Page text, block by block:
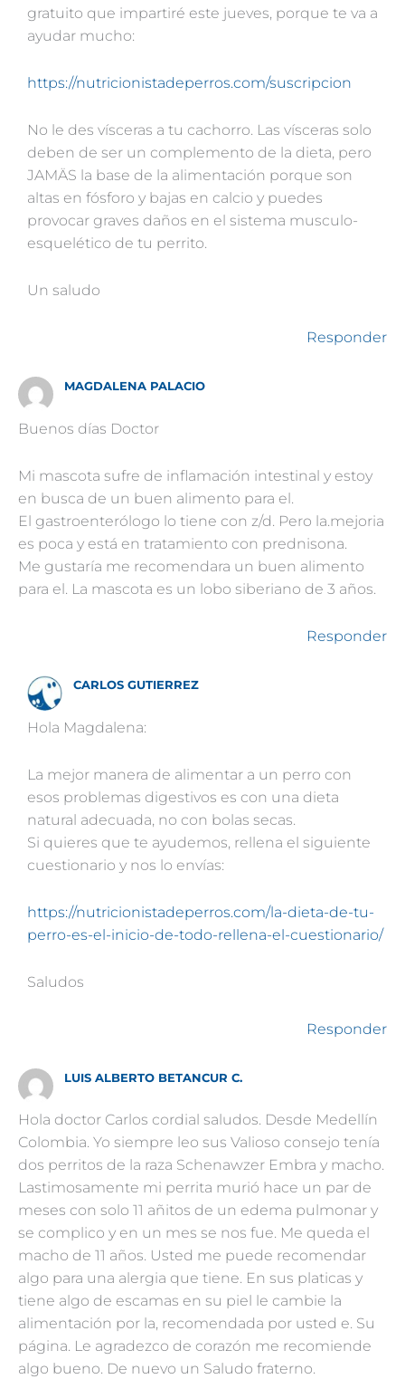
gratuito que impartiré este jueves, porque te va a
ayudar mucho:
https://nutricionistadeperros.com/suscripcion
No le des vísceras a tu cachorro. Las vísceras solo
deben de ser un complemento de la dieta, pero
JAMÄS la base de la alimentación porque son
altas en fósforo y bajas en calcio y puedes
provocar graves daños en el sistema musculo-
esquelético de tu perrito.
Un saludo
Responder
MAGDALENA PALACIO
Buenos días Doctor
Mi mascota sufre de inflamación intestinal y estoy
en busca de un buen alimento para el.
El gastroenterólogo lo tiene con z/d. Pero la.mejoria
es poca y está en tratamiento con prednisona.
Me gustaría me recomendara un buen alimento
para el. La mascota es un lobo siberiano de 3 años.
Responder
CARLOS GUTIERREZ
Hola Magdalena:
La mejor manera de alimentar a un perro con
esos problemas digestivos es con una dieta
natural adecuada, no con bolas secas.
Si quieres que te ayudemos, rellena el siguiente
cuestionario y nos lo envías:
https://nutricionistadeperros.com/la-dieta-de-tu-
perro-es-el-inicio-de-todo-rellena-el-cuestionario/
Saludos
Responder
LUIS ALBERTO BETANCUR C.
Hola doctor Carlos cordial saludos. Desde Medellín
Colombia. Yo siempre leo sus Valioso consejo tenía
dos perritos de la raza Schenawzer Embra y macho.
Lastimosamente mi perrita murió hace un par de
meses con solo 11 añitos de un edema pulmonar y
se complico y en un mes se nos fue. Me queda el
macho de 11 años. Usted me puede recomendar
algo para una alergia que tiene. En sus platicas y
tiene algo de escamas en su piel le cambie la
alimentación por la, recomendada por usted e. Su
página. Le agradezco de corazón me recomiende
algo bueno. De nuevo un Saludo fraterno.